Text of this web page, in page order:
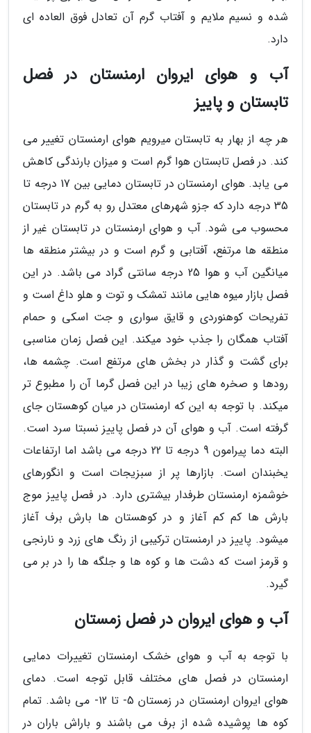
شده و نسیم ملایم و آفتاب گرم آن تعادل فوق العاده ای
دارد.
آب و هوای ایروان ارمنستان در فصل
تابستان و پاییز
هر چه از بهار به تابستان میرویم هوای ارمنستان تغییر می
کند. در فصل تابستان هوا گرم است و میزان بارندگی کاهش
می یابد. هوای ارمنستان در تابستان دمایی بین 17 درجه تا
35 درجه دارد که جزو شهرهای معتدل رو به گرم در تابستان
محسوب می شود. آب و هوای ارمنستان در تابستان غیر از
منطقه ها مرتفع، آفتابی و گرم است و در بیشتر منطقه ها
میانگین آب و هوا 25 درجه سانتی گراد می باشد. در این
فصل بازار میوه هایی مانند تمشک و توت و هلو داغ است و
تفریحات کوهنوردی و قایق سواری و جت اسکی و حمام
آفتاب همگان را جذب خود میکند. این فصل زمان مناسبی
برای گشت و گذار در بخش های مرتفع است. چشمه ها،
رودها و صخره های زیبا در این فصل گرما آن را مطبوع تر
میکند. با توجه به این که ارمنستان در میان کوهستان جای
گرفته است. آب و هوای آن در فصل پاییز نسبتا سرد است.
البته دما پیرامون 9 درجه تا 22 درجه می باشد اما ارتفاعات
یخبندان است. بازارها پر از سبزیجات است و انگورهای
خوشمزه ارمنستان طرفدار بیشتری دارد. در فصل پاییز موج
بارش ها کم کم آغاز و در کوهستان ها بارش برف آغاز
میشود. پاییز در ارمنستان ترکیبی از رنگ های زرد و نارنجی
و قرمز است که دشت ها و کوه ها و جلگه ها را در بر می
گیرد.
آب و هوای ایروان در فصل زمستان
با توجه به آب و هوای خشک ارمنستان تغییرات دمایی
ارمنستان در فصل های مختلف قابل توجه است. دمای
هوای ایروان ارمنستان در زمستان 5- تا 12- می باشد. تمام
کوه ها پوشیده شده از برف می باشند و باراش باران در